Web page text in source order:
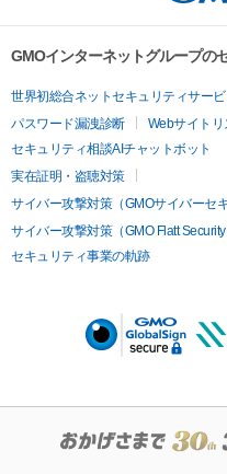
GMOインターネットグループの
世界初総合ネットセキュリティサービ
パスワード漏洩診断
Webサイト
セキュリティ相談AIチャットボット
実在証明・盗聴対策
サイバー攻撃対策（GMOサイバーセ
サイバー攻撃対策（GMO Flatt Security
セキュリティ事業の軌跡